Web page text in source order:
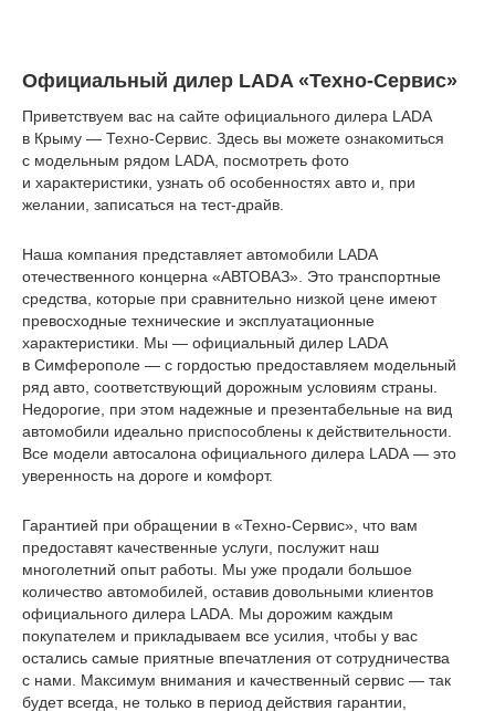
Официальный дилер LADA «Техно-Сервис»
Приветствуем вас на сайте официального дилера LADA
в Крыму — Техно-Сервис. Здесь вы можете ознакомиться
с модельным рядом LADA, посмотреть фото
и характеристики, узнать об особенностях авто и, при
желании, записаться на тест-драйв.
Наша компания представляет автомобили LADA
отечественного концерна «АВТОВАЗ». Это транспортные
средства, которые при сравнительно низкой цене имеют
превосходные технические и эксплуатационные
характеристики. Мы — официальный дилер LADA
в Симферополе — с гордостью предоставляем модельный
ряд авто, соответствующий дорожным условиям страны.
Недорогие, при этом надежные и презентабельные на вид
автомобили идеально приспособлены к действительности.
Все модели автосалона официального дилера LADA — это
уверенность на дороге и комфорт.
Гарантией при обращении в «Техно-Сервис», что вам
предоставят качественные услуги, послужит наш
многолетний опыт работы. Мы уже продали большое
количество автомобилей, оставив довольными клиентов
официального дилера LADA. Мы дорожим каждым
покупателем и прикладываем все усилия, чтобы у вас
остались самые приятные впечатления от сотрудничества
с нами. Максимум внимания и качественный сервис — так
будет всегда, не только в период действия гарантии,